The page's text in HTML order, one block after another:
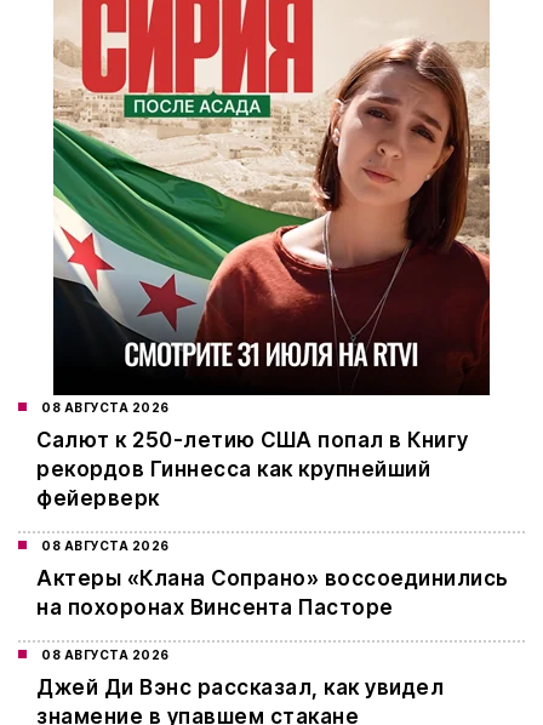
08 АВГУСТА 2026
Салют к 250-летию США попал в Книгу
рекордов Гиннесса как крупнейший
фейерверк
08 АВГУСТА 2026
Актеры «Клана Сопрано» воссоединились
на похоронах Винсента Пасторе
08 АВГУСТА 2026
Джей Ди Вэнс рассказал, как увидел
знамение в упавшем стакане